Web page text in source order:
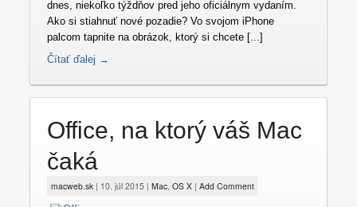
dnes, niekoľko týždňov pred jeho oficiálnym vydaním.
Ako si stiahnuť nové pozadie? Vo svojom iPhone
palcom tapnite na obrázok, ktorý si chcete [...]
Čítať ďalej →
Office, na ktorý váš Mac
čaká
macweb.sk| 10. júl 2015| Mac, OS X| Add Comment